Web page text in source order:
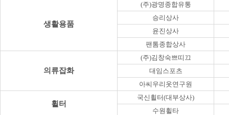
생활용품
(주)광명종합유통
승리상사
윤진상사
팬톰종합상사
의류잡화
(주)김창숙쁘띠끄
대임스포츠
아씨우리옷연구원
휠터
국신휠터(대부상사)
수원휠타